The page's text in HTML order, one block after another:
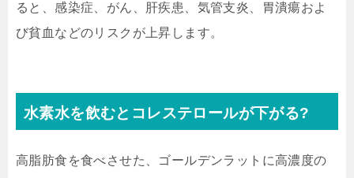
ると、感染症、がん、肝疾患、気管支炎、胃潰瘍およ
び貧血などのリスクが上昇します。
水素水を飲むとコレステロールが下がる?
高脂肪食を食べさせた、ゴールデンラットに高濃度の